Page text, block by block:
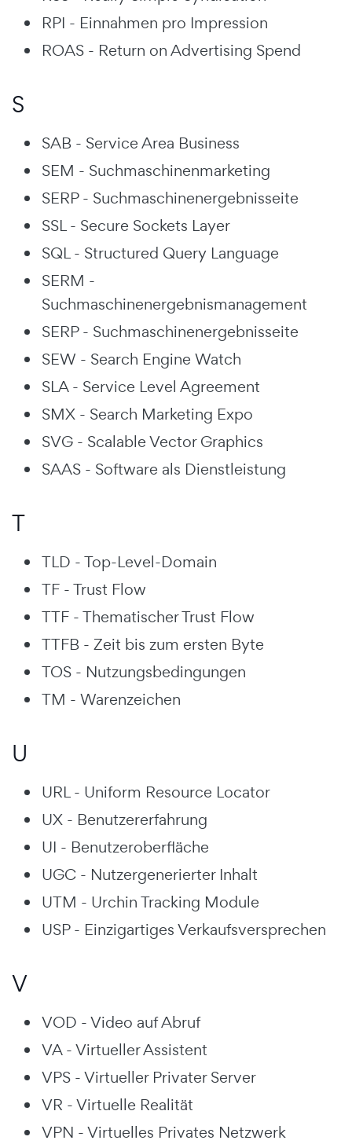
RPI - Einnahmen pro Impression
ROAS - Return on Advertising Spend
S
SAB - Service Area Business
SEM - Suchmaschinenmarketing
SERP - Suchmaschinenergebnisseite
SSL - Secure Sockets Layer
SQL - Structured Query Language
SERM -
Suchmaschinenergebnismanagement
SERP - Suchmaschinenergebnisseite
SEW - Search Engine Watch
SLA - Service Level Agreement
SMX - Search Marketing Expo
SVG - Scalable Vector Graphics
SAAS - Software als Dienstleistung
T
TLD - Top-Level-Domain
TF - Trust Flow
TTF - Thematischer Trust Flow
TTFB - Zeit bis zum ersten Byte
TOS - Nutzungsbedingungen
TM - Warenzeichen
U
URL - Uniform Resource Locator
UX - Benutzererfahrung
UI - Benutzeroberfläche
UGC - Nutzergenerierter Inhalt
UTM - Urchin Tracking Module
USP - Einzigartiges Verkaufsversprechen
V
VOD - Video auf Abruf
VA - Virtueller Assistent
VPS - Virtueller Privater Server
VR - Virtuelle Realität
VPN - Virtuelles Privates Netzwerk